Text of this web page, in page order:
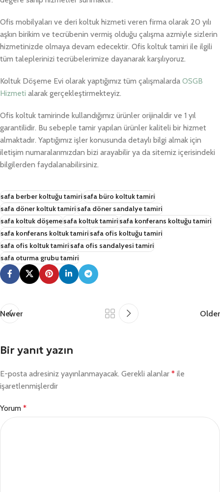
Ofis mobilyaları ve deri koltuk hizmeti veren firma olarak 20 yılı
aşkın birikim ve tecrübenin vermiş olduğu çalışma azmiyle sizlerin
hizmetinizde olmaya devam edecektir. Ofis koltuk tamiri ile ilgili
tüm taleplerinizi tecrübelerimize dayanarak karşılıyoruz.
Koltuk Döşeme Evi olarak yaptığımız tüm çalışmalarda OSGB
Hizmeti alarak gerçekleştirmekteyiz.
Ofis koltuk tamirinde kullandığımız ürünler orijinaldir ve 1 yıl
garantilidir. Bu sebeple tamir yapılan ürünler kaliteli bir hizmet
almaktadır. Yaptığımız işler konusunda detaylı bilgi almak için
iletişim numaralarımızdan bizi arayabilir ya da sitemiz içerisindeki
bilgilerden faydalanabilirsiniz.
safa berber koltuğu tamirisafa büro koltuk tamiri
safa döner koltuk tamirisafa döner sandalye tamiri
safa koltuk döşemesafa koltuk tamirisafa konferans koltuğu tamiri
safa konferans koltuk tamirisafa ofis koltuğu tamiri
safa ofis koltuk tamirisafa ofis sandalyesi tamiri
safa oturma grubu tamiri
Newer Older
Bir yanıt yazın
E-posta adresiniz yayınlanmayacak. Gerekli alanlar * ile
işaretlenmişlerdir
Yorum *